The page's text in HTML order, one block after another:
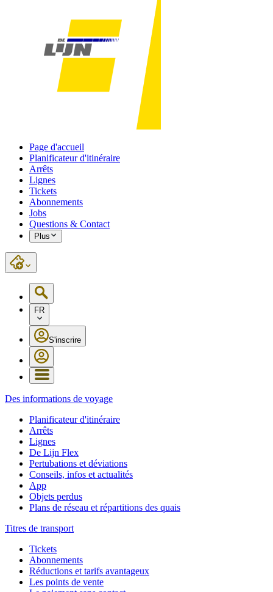
Page d'accueil
Planificateur d'itinéraire
Arrêts
Lignes
Tickets
Abonnements
Jobs
Questions & Contact
Plus
FR
S'inscrire
Des informations de voyage
Planificateur d'itinéraire
Arrêts
Lignes
De Lijn Flex
Pertubations et déviations
Conseils, infos et actualités
App
Objets perdus
Plans de réseau et répartitions des quais
Titres de transport
Tickets
Abonnements
Réductions et tarifs avantageux
Les points de vente